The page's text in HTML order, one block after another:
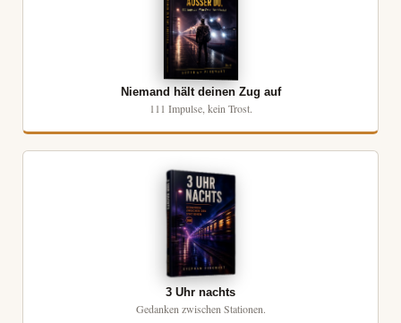
Niemand hält deinen Zug auf
111 Impulse, kein Trost.
3 Uhr nachts
Gedanken zwischen Stationen.